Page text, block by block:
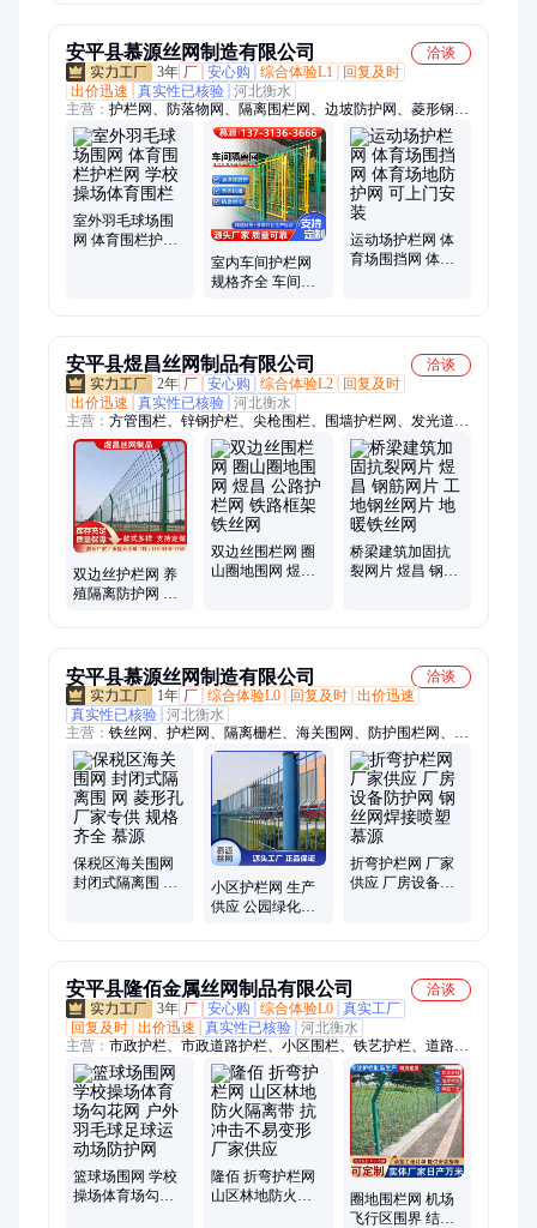
安平县慕源丝网制造有限公司
洽谈
3年 厂 安心购 综合体验L1
回复及时
出价迅速
真实性已核验 河北衡水
主营： 护栏网、防落物网、隔离围栏网、边坡防护网、菱形钢板
网、降噪隔音墙、户外吸音板、桥梁防护网、防落物围栏网、篮
球场围栏网、柔性钢丝绳网、斜坡防落石网、光伏电站围栏、高
架桥梁隔音屏、保税区围界
室外羽毛球场围
网 体育围栏护栏
室内车间护栏网
规格齐全 车间分
运动场护栏网 体
育场围挡网 体育
安平县煜昌丝网制品有限公司
洽谈
2年 厂 安心购 综合体验L2
回复及时
出价迅速
真实性已核验 河北衡水
主营： 方管围栏、锌钢护栏、尖枪围栏、围墙护栏网、发光道路
护栏、小区别墅围栏、组装尖头防护栏
双边丝护栏网 养
殖隔离防护网 煜
双边丝围栏网 圈
山圈地围网 煜昌
桥梁建筑加固抗
裂网片 煜昌 钢筋
安平县慕源丝网制造有限公司
洽谈
1年 厂 综合体验L0 回复及时 出价迅速
真实性已核验 河北衡水
主营： 铁丝网、护栏网、隔离栅栏、海关围网、防护围栏网、焊
接网防抛网、封闭式隔离围、防攀爬警示栏
保税区海关围网
封闭式隔离围 网
小区护栏网 生产
供应 公园绿化隔
折弯护栏网 厂家
供应 厂房设备防
安平县隆佰金属丝网制品有限公司
洽谈
3年 厂 安心购 综合体验L0 真实工厂
回复及时 出价迅速 真实性已核验 河北衡水
主营： 市政护栏、市政道路护栏、小区围栏、铁艺护栏、道路护
栏、围墙围栏、围墙护栏、护栏、栏杆
篮球场围网 学校
操场体育场勾花
隆佰 折弯护栏网
山区林地防火隔
圈地围栏网 机场
飞行区围界 结构